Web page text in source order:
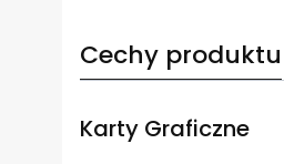
Cechy produktu
Karty Graficzne